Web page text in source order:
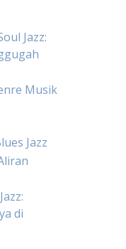
Jazz:
Musik
Jazz
di